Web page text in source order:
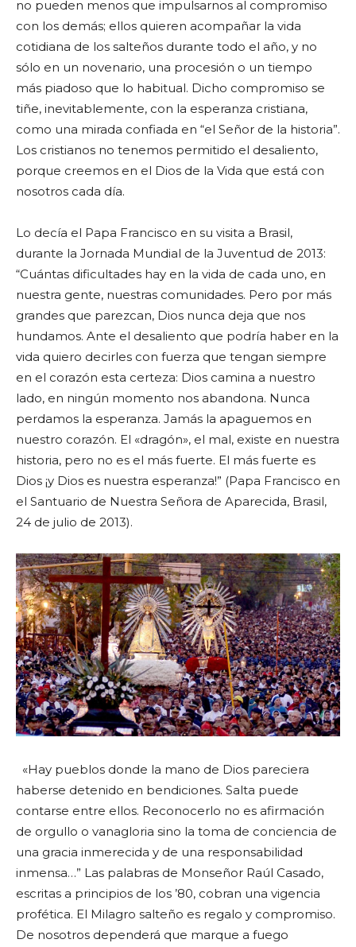
no pueden menos que impulsarnos al compromiso
con los demás; ellos quieren acompañar la vida
cotidiana de los salteños durante todo el año, y no
sólo en un novenario, una procesión o un tiempo
más piadoso que lo habitual. Dicho compromiso se
tiñe, inevitablemente, con la esperanza cristiana,
como una mirada confiada en “el Señor de la historia”.
Los cristianos no tenemos permitido el desaliento,
porque creemos en el Dios de la Vida que está con
nosotros cada día.
Lo decía el Papa Francisco en su visita a Brasil,
durante la Jornada Mundial de la Juventud de 2013:
“Cuántas dificultades hay en la vida de cada uno, en
nuestra gente, nuestras comunidades. Pero por más
grandes que parezcan, Dios nunca deja que nos
hundamos. Ante el desaliento que podría haber en la
vida quiero decirles con fuerza que tengan siempre
en el corazón esta certeza: Dios camina a nuestro
lado, en ningún momento nos abandona. Nunca
perdamos la esperanza. Jamás la apaguemos en
nuestro corazón. El «dragón», el mal, existe en nuestra
historia, pero no es el más fuerte. El más fuerte es
Dios ¡y Dios es nuestra esperanza!” (Papa Francisco en
el Santuario de Nuestra Señora de Aparecida, Brasil,
24 de julio de 2013).
«Hay pueblos donde la mano de Dios pareciera
haberse detenido en bendiciones. Salta puede
contarse entre ellos. Reconocerlo no es afirmación
de orgullo o vanagloria sino la toma de conciencia de
una gracia inmerecida y de una responsabilidad
inmensa…” Las palabras de Monseñor Raúl Casado,
escritas a principios de los ’80, cobran una vigencia
profética. El Milagro salteño es regalo y compromiso.
De nosotros dependerá que marque a fuego